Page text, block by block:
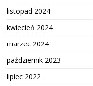
listopad 2024
kwiecień 2024
marzec 2024
październik 2023
lipiec 2022